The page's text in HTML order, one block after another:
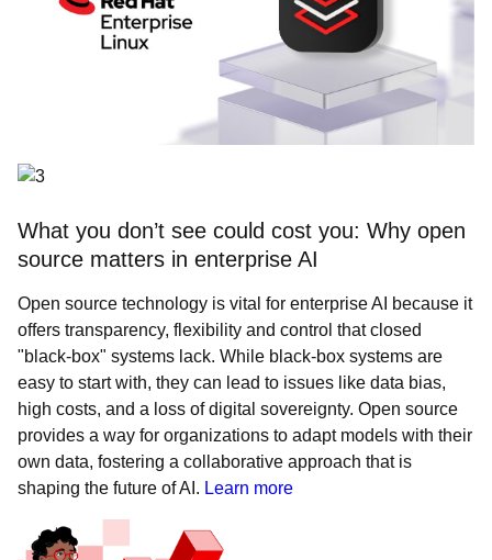
What you don’t see could cost you: Why open
source matters in enterprise AI
Open source technology is vital for enterprise AI because it
offers transparency, flexibility and control that closed
"black-box" systems lack. While black-box systems are
easy to start with, they can lead to issues like data bias,
high costs, and a loss of digital sovereignty. Open source
provides a way for organizations to adapt models with their
own data, fostering a collaborative approach that is
shaping the future of AI. Learn more